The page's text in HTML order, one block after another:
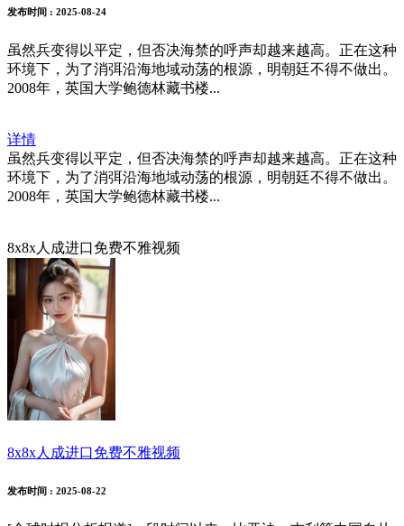
发布时间 : 2025-08-24
虽然兵变得以平定，但否决海禁的呼声却越来越高。正在这种
环境下，为了消弭沿海地域动荡的根源，明朝廷不得不做出。
2008年，英国大学鲍德林藏书楼...
详情
虽然兵变得以平定，但否决海禁的呼声却越来越高。正在这种
环境下，为了消弭沿海地域动荡的根源，明朝廷不得不做出。
2008年，英国大学鲍德林藏书楼...
8x8x人成进口免费不雅视频
8x8x人成进口免费不雅视频
发布时间 : 2025-08-22